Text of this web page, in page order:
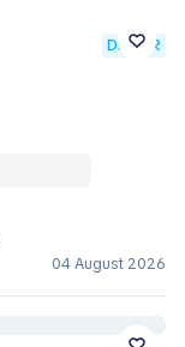
DEALER
04 August 2026